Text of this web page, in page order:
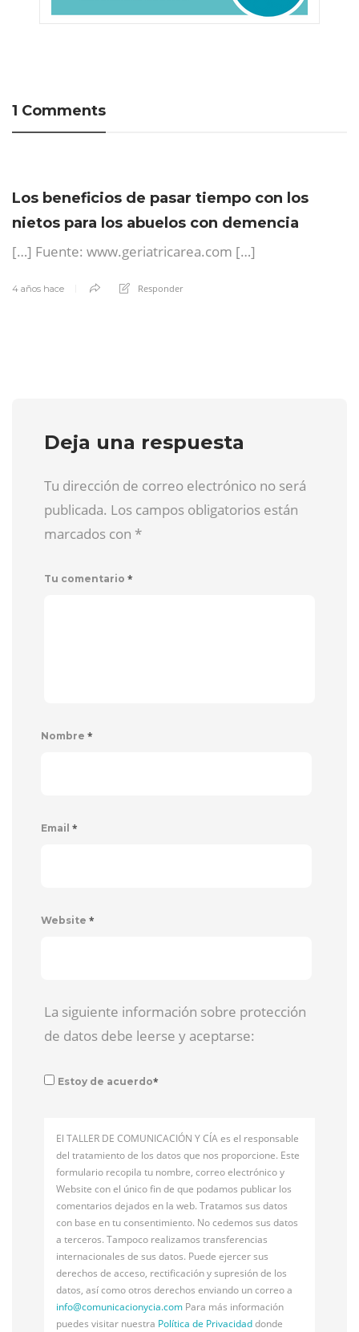
1 Comments
Los beneficios de pasar tiempo con los
nietos para los abuelos con demencia
[…] Fuente: www.geriatricarea.com […]
4 años hace Responder
Deja una respuesta
Tu dirección de correo electrónico no será
publicada. Los campos obligatorios están
marcados con *
Tu comentario *
Nombre *
Email *
Website *
La siguiente información sobre protección
de datos debe leerse y aceptarse:
Estoy de acuerdo*
El TALLER DE COMUNICACIÓN Y CÍA es el responsable
del tratamiento de los datos que nos proporcione. Este
formulario recopila tu nombre, correo electrónico y
Website con el único fin de que podamos publicar los
comentarios dejados en la web. Tratamos sus datos
con base en tu consentimiento. No cedemos sus datos
a terceros. Tampoco realizamos transferencias
internacionales de sus datos. Puede ejercer sus
derechos de acceso, rectificación y supresión de los
datos, así como otros derechos enviando un correo a
info@comunicacionycia.com Para más información
puedes visitar nuestra Política de Privacidaddonde